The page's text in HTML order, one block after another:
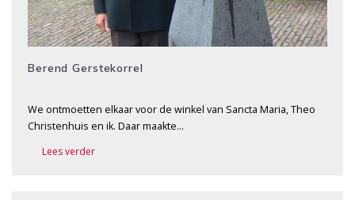
Berend Gerstekorrel
We ontmoetten elkaar voor de winkel van Sancta Maria, Theo
Christenhuis en ik. Daar maakte…
Lees verder